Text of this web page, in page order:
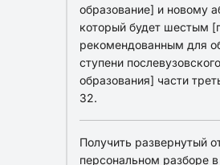
образование] и новому
который будет шестым
рекомендованным для
ступени послевузовского
образования] части
32.
Получить развернутый
персональном разборе в